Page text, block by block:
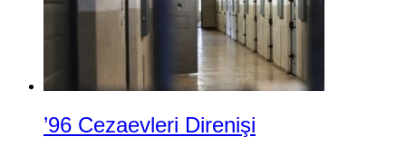
’96 Cezaevleri Direnişi